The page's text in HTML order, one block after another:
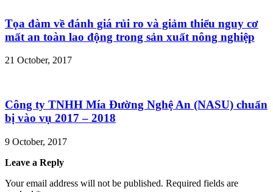
Tọa đàm về đánh giá rủi ro và giảm thiểu nguy cơ
mất an toàn lao động trong sản xuất nông nghiệp
21 October, 2017
Công ty TNHH Mía Đường Nghệ An (NASU) chuẩn
bị vào vụ 2017 – 2018
9 October, 2017
Leave a Reply
Your email address will not be published. Required fields are